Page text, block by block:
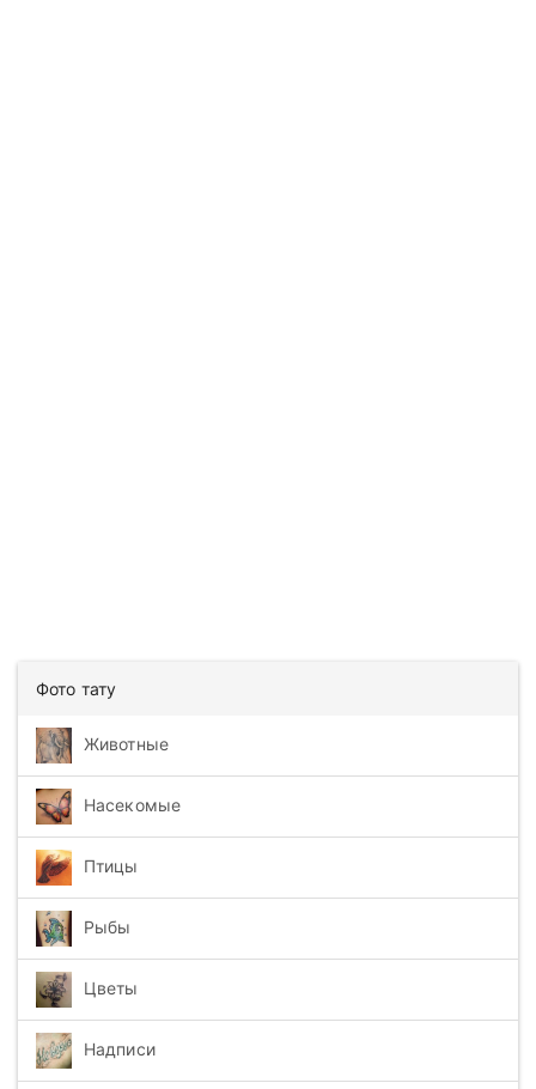
Фото тату
Животные
Насекомые
Птицы
Рыбы
Цветы
Надписи